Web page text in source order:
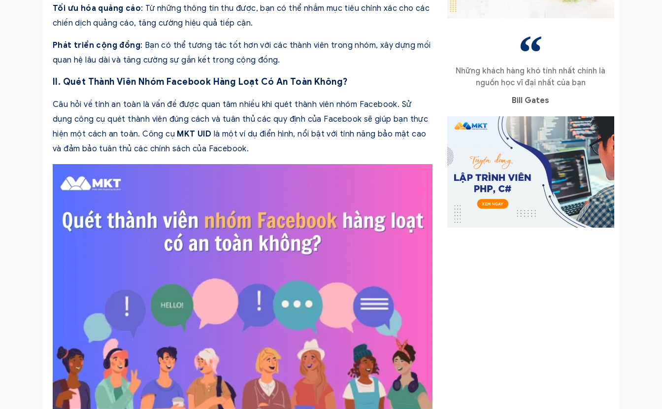
Tối ưu hóa quảng cáo: Từ những thông tin thu được, bạn có thể nhắm mục tiêu chính xác cho các
chiến dịch quảng cáo, tăng cường hiệu quả tiếp cận.
Phát triển cộng đồng: Bạn có thể tương tác tốt hơn với các thành viên trong nhóm, xây dựng mối
quan hệ lâu dài và tăng cường sự gắn kết trong cộng đồng.
II. Quét Thành Viên Nhóm Facebook Hàng Loạt Có An Toàn Không?
Câu hỏi về tính an toàn là vấn đề được quan tâm nhiều khi quét thành viên nhóm Facebook. Sử
dụng công cụ quét thành viên đúng cách và tuân thủ các quy định của Facebook sẽ giúp bạn thực
hiện một cách an toàn. Công cụ MKT UID là một ví dụ điển hình, nổi bật với tính năng bảo mật cao
và đảm bảo tuân thủ các chính sách của Facebook.
Những khách hàng khó tính nhất chính là
nguồn học vĩ đại nhất của bạn
Bill Gates